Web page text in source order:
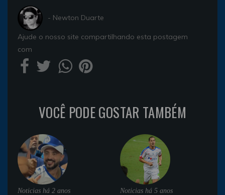
- Newton Duarte
Ajude o nosso site compartilhando esta postagem
com
VOCÊ PODE GOSTAR TAMBÉM
Noticias há 2 anos Noticias há 5 anos